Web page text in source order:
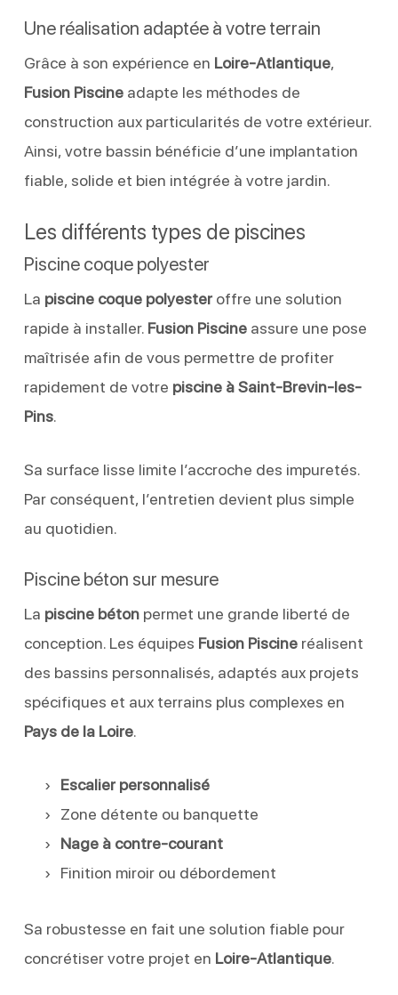
Une réalisation adaptée à votre terrain
Grâce à son expérience en Loire-Atlantique,
Fusion Piscineadapte les méthodes de
construction aux particularités de votre extérieur.
Ainsi, votre bassin bénéficie d’une implantation
fiable, solide et bien intégrée à votre jardin.
Les différents types de piscines
Piscine coque polyester
La piscine coque polyesteroffre une solution
rapide à installer. Fusion Piscineassure une pose
maîtrisée afin de vous permettre de profiter
rapidement de votre piscine à Saint-Brevin-les-
Pins.
Sa surface lisse limite l’accroche des impuretés.
Par conséquent, l’entretien devient plus simple
au quotidien.
Piscine béton sur mesure
La piscine bétonpermet une grande liberté de
conception. Les équipes Fusion Piscineréalisent
des bassins personnalisés, adaptés aux projets
spécifiques et aux terrains plus complexes en
Pays de la Loire.
Escalier personnalisé
Zone détente ou banquette
Nage à contre-courant
Finition miroir ou débordement
Sa robustesse en fait une solution fiable pour
concrétiser votre projet en Loire-Atlantique.